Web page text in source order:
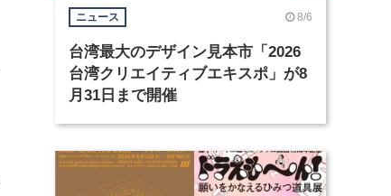
ニュース 8/6
台湾最大のデザイン見本市「2026
台湾クリエイティブエキスポ」が8
月31日まで開催